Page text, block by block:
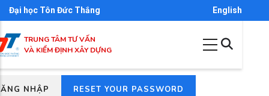
Nhảy
đến
nội
dung
Đại học Tôn Đức Thắng English
TRUNG TÂM TƯ VẤN
VÀ KIỂM ĐỊNH XÂY DỰNG
NHẬP RESET YOUR PASSWORD